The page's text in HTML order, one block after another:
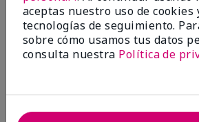
5
Awesome
aceptas nuestro uso de cookies
tecnologías de seguimiento.
sobre cómo usamos tus datos
consulta nuestra Política de